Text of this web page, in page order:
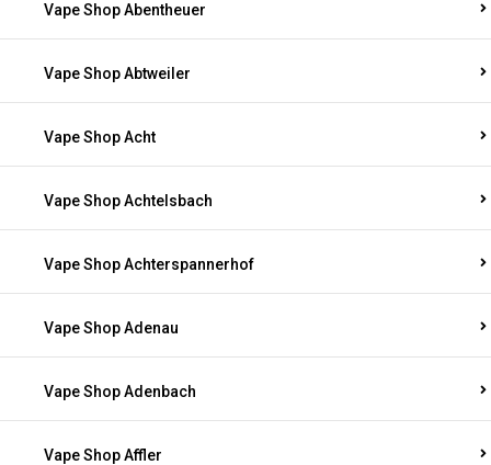
Vape Shop Abentheuer
Vape Shop Abtweiler
Vape Shop Acht
Vape Shop Achtelsbach
Vape Shop Achterspannerhof
Vape Shop Adenau
Vape Shop Adenbach
Vape Shop Affler